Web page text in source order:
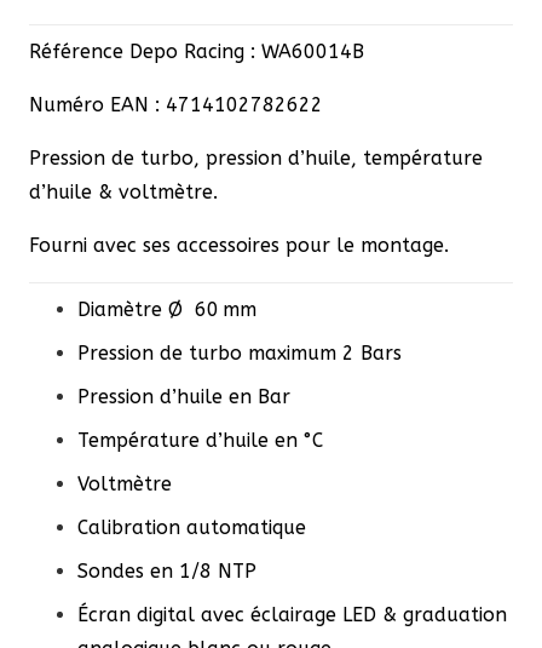
Référence Depo Racing : WA60014B
Numéro EAN : 4714102782622
Pression de turbo, pression d’huile, température
d’huile & voltmètre.
Fourni avec ses accessoires pour le montage.
Diamètre Ø 60 mm
Pression de turbo maximum 2 Bars
Pression d’huile en Bar
Température d’huile en °C
Voltmètre
Calibration automatique
Sondes en 1/8 NTP
Écran digital avec éclairage LED & graduation